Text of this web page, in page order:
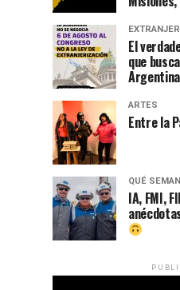
El
que
ARTES
Entre la
QUÉ
IA, FMI,